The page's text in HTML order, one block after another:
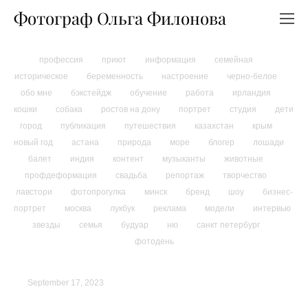
Фотограф Ольга Филонова
профессия приют информация
семейная
историческое
беременность настроение
черно-белое
обо мне
бэкстейдж обучение работа
ирландия
кошки
собака ростов на дону портрет студия
дети
город
публикация путешествия казахстан
крым
новый год
астана природа море блогер
лошади
балет
индия контент музыканты
животные
профдеформация
свадьба репортаж
творчество
лавстори
фотопрогулка минск бренд шоу
бизнес-
портрет
москва лукбук реклама модели
интервью
звезды
семья будуар ню
санкт петербург
фотодень
September 17, 2023